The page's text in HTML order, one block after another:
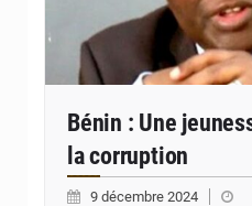
Bénin : Une
la corruption
9 décembre 2024